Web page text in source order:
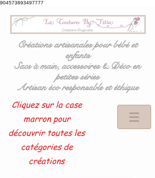
904573893497777
Créations artisanales pour bébé et
enfants
Sacs à main, accessoires & Déco en
petites séries
Artisan éco responsable et éthique
Cliquez sur la case
marron pour
découvrir toutes les
catégories de
créations